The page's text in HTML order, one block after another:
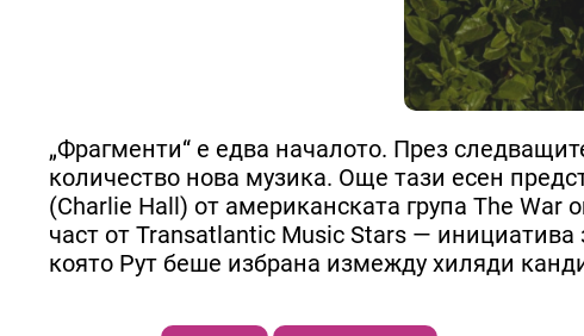
„Фрагменти“ е едва началото. През
количество нова музика. Още тази есен
(Charlie Hall) от американската група The War
част от Transatlantic Music Stars —
която Рут беше избрана измежду хиляди